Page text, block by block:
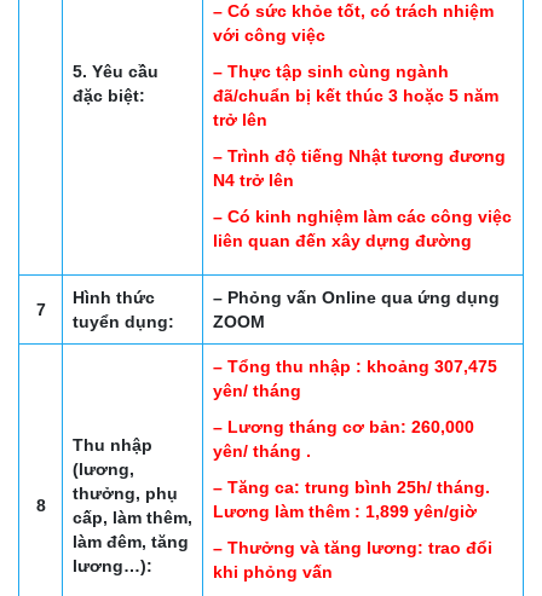
5. Yêu cầu
đặc biệt:
– Có sức khỏe tốt, có trách nhiệm
với công việc
– Thực tập sinh cùng ngành
đã/chuẩn bị kết thúc 3 hoặc 5 năm
trở lên
– Trình độ tiếng Nhật tương đương
N4 trở lên
– Có kinh nghiệm làm các công việc
liên quan đến xây dựng đường
7
Hình thức
tuyển dụng:
– Phỏng vấn Online qua ứng dụng
ZOOM
8
Thu nhập
(lương,
thưởng, phụ
cấp, làm thêm,
làm đêm, tăng
lương…):
– Tổng thu nhập : khoảng 307,475
yên/ tháng
– Lương tháng cơ bản: 260,000
yên/ tháng .
– Tăng ca: trung bình 25h/ tháng.
Lương làm thêm : 1,899 yên/giờ
– Thưởng và tăng lương: trao đổi
khi phỏng vấn